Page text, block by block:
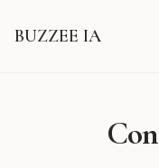
BUZZEE IA